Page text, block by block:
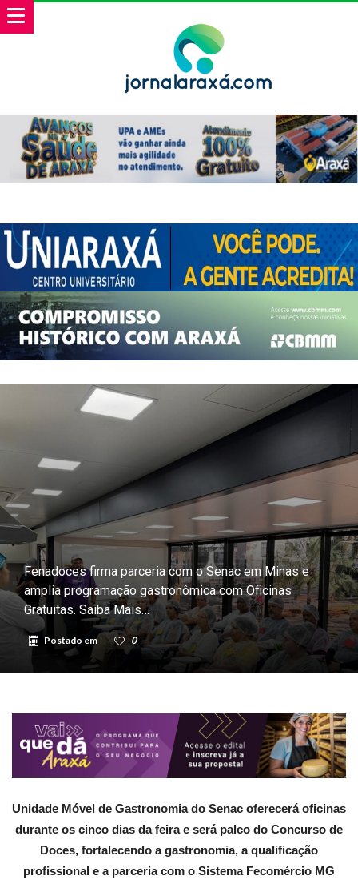
Fenadoces firma parceria com o Senac em Minas e
amplia programação gastronômica com Oficinas
Gratuitas. Saiba Mais…
Postado em 0
Unidade Móvel de Gastronomia do Senac oferecerá oficinas
durante os cinco dias da feira e será palco do Concurso de
Doces, fortalecendo a gastronomia, a qualificação
profissional e a parceria com o Sistema Fecomércio MG